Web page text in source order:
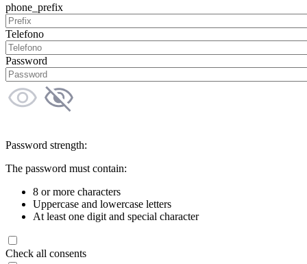
phone_prefix
Telefono
Password
Password strength:
The password must contain:
8 or more characters
Uppercase and lowercase letters
At least one digit and special character
Check all consents